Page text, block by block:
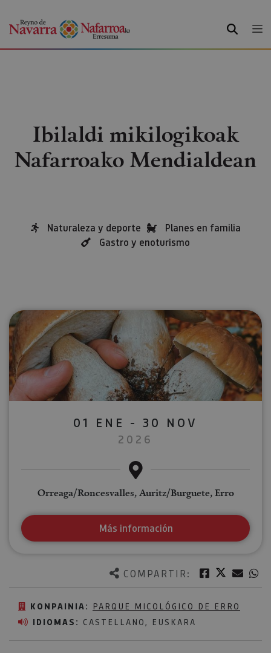
BILATU
Ibilaldi mikilogikoak
Nafarroako Mendialdean
Naturaleza y deporte
Planes en familia
Gastro y enoturismo
COMPARTIR: Facebook
Twitter
KONPAINIA: PARQUE MICOLÓGICO DE ERRO
IDIOMAS: CASTELLANO, EUSKARA
01 ENE - 30 NOV
2026
Orreaga/Roncesvalles, Auritz/Burguete, Erro
Más información